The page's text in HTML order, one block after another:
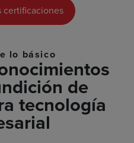
certificaciones
lo básico
de
tecnología